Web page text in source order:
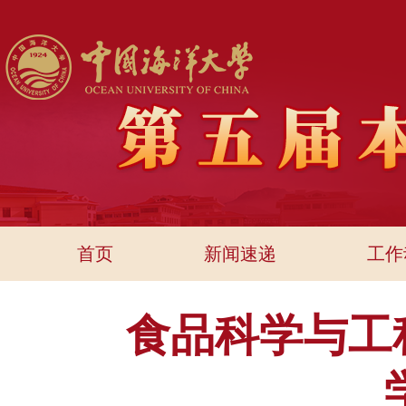
首页 新闻速递 工
食品科学与